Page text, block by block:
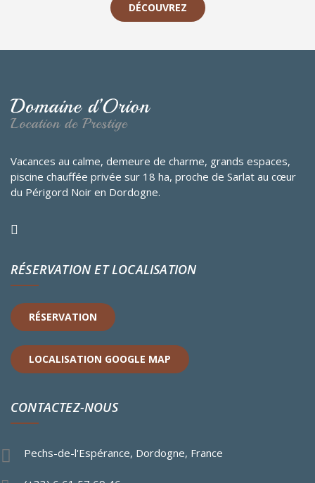
DÉCOUVREZ
Vacances au calme, demeure de charme, grands espaces,
piscine chauffée privée sur 18 ha, proche de Sarlat au cœur
du Périgord Noir en Dordogne.
RÉSERVATION ET LOCALISATION
RÉSERVATION
LOCALISATION GOOGLE MAP
CONTACTEZ-NOUS
Pechs-de-l'Espérance, Dordogne, France